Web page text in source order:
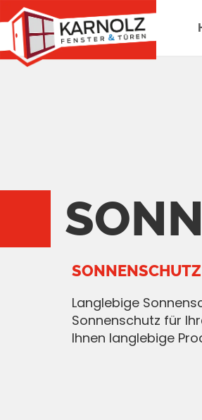
Langlebige
Sonnenschutz für
Ihnen langlebige